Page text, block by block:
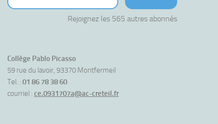
Rejoignez les 565 autres abonnés
Collège Pablo Picasso
59 rue du lavoir, 93370 Montfermeil
Tel. : 01 86 78 38 60
courriel : ce.0931707a@ac-creteil.fr